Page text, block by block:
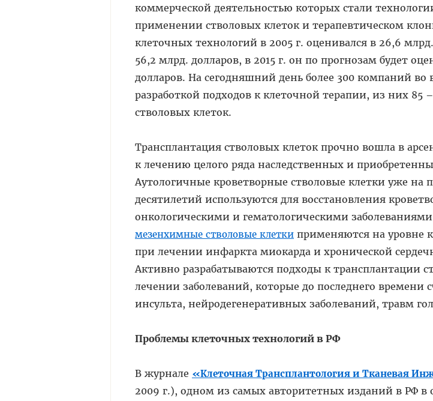
коммерческой деятельностью которых стали
применении стволовых клеток и терапевтическом
клеточных технологий в 2005 г. оценивался в 26,6
56,2 млрд. долларов, в 2015 г. он по прогнозам будет
долларов. На сегодняшний день более 300 компаний
разработкой подходов к клеточной терапии, из них 85
стволовых клеток.
Трансплантация стволовых клеток прочно вошла в
к лечению целого ряда наследственных и
Аутологичные кроветворные стволовые клетки уже на
десятилетий используются для восстановления
онкологическими и гематологическими
мезенхимные стволовые клетки применяются на уровне
при лечении инфаркта миокарда и хронической
Активно разрабатываются подходы к трансплантации
лечении заболеваний, которые до последнего
инсульта, нейродегенеративных заболеваний, травм
Проблемы клеточных технологий в РФ
В журнале «Клеточная Трансплантология и Тканевая
2009 г.), одном из самых авторитетных изданий в РФ в